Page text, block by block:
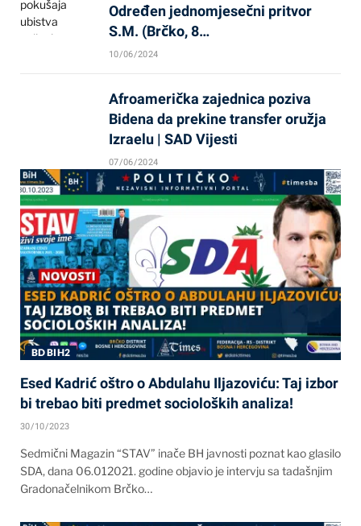
Određen jednomjesečni pritvor
S.M. (Brčko, 8…
10/06/2024
Afroamerička zajednica poziva
Bidena da prekine transfer oružja
Izraelu | SAD Vijesti
07/06/2024
BD BIH2
Esed Kadrić oštro o Abdulahu Iljazoviću: Taj izbor
bi trebao biti predmet socioloških analiza!
30/10/2023
Sedmični Magazin “STAV” inače BH javnosti poznat kao glasilo
SDA, dana 06.012021. godine objavio je intervju sa tadašnjim
Gradonačelnikom Brčko…